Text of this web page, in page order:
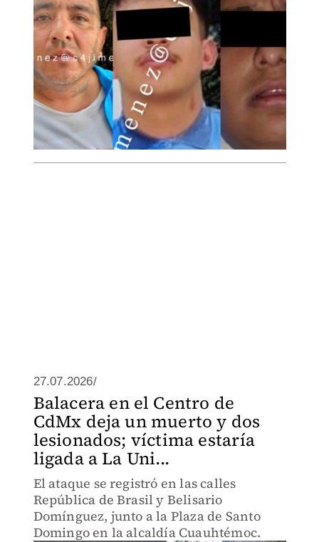
27.07.2026/
Balacera en el Centro de
CdMx deja un muerto y dos
lesionados; víctima estaría
ligada a La Uni...
El ataque se registró en las calles
República de Brasil y Belisario
Domínguez, junto a la Plaza de Santo
Domingo en la alcaldía Cuauhtémoc.